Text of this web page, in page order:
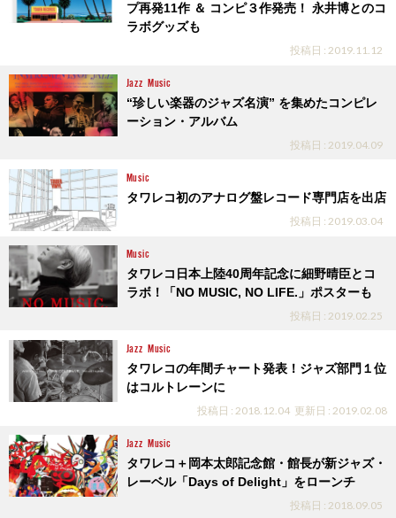
プ再発11作 ＆ コンピ３作発売！ 永井博とのコ
ラボグッズも
投稿日 : 2019.11.12
Jazz Music
“珍しい楽器のジャズ名演” を集めたコンピレ
ーション・アルバム
投稿日 : 2019.04.09
Music
タワレコ初のアナログ盤レコード専門店を出店
投稿日 : 2019.03.04
Music
タワレコ日本上陸40周年記念に細野晴臣とコ
ラボ！「NO MUSIC, NO LIFE.」ポスターも
投稿日 : 2019.02.25
Jazz Music
タワレコの年間チャート発表！ジャズ部門１位
はコルトレーンに
投稿日 : 2018.12.04 更新日 : 2019.02.08
Jazz Music
タワレコ＋岡本太郎記念館・館長が新ジャズ・
レーベル「Days of Delight」をローンチ
投稿日 : 2018.09.05